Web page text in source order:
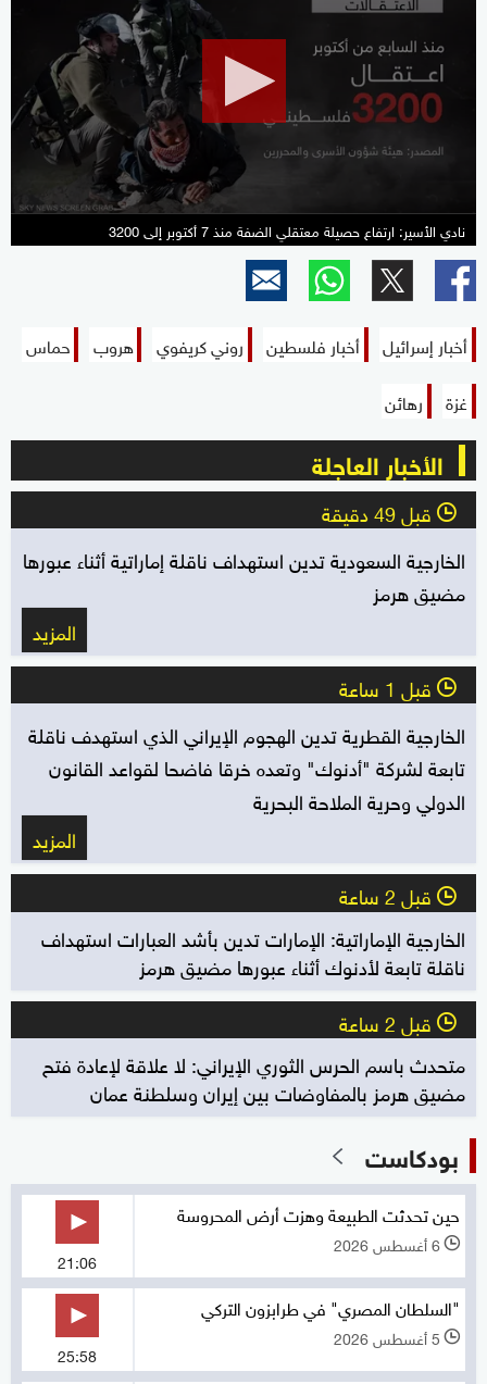
minute,
57
seconds
نادي الأسير: ارتفاع حصيلة معتقلي الضفة منذ 7 أكتوبر إلى 3200
أخبار إسرائيل أخبار فلسطين روني كريفوي هروب
حماس
غزة
رهائن
الأخبار العاجلة
l قبل 49 دقيقة
الخارجية السعودية تدين استهداف ناقلة إماراتية أثناء عبورها
مضيق هرمز
المزيد
l قبل 1 ساعة
الخارجية القطرية تدين الهجوم الإيراني الذي استهدف ناقلة
تابعة لشركة "أدنوك" وتعده خرقا فاضحا لقواعد القانون
الدولي وحرية الملاحة البحرية
المزيد
l قبل 2 ساعة
الخارجية الإماراتية: الإمارات تدين بأشد العبارات استهداف
ناقلة تابعة لأدنوك أثناء عبورها مضيق هرمز
l قبل 2 ساعة
متحدث باسم الحرس الثوري الإيراني: لا علاقة لإعادة فتح
مضيق هرمز بالمفاوضات بين إيران وسلطنة عمان
بودكاست
حين تحدثت الطبيعة وهزت أرض المحروسة
l 6 أغسطس 2026
21:06
"السلطان المصري" في طرابزون التركي
l 5 أغسطس 2026
25:58